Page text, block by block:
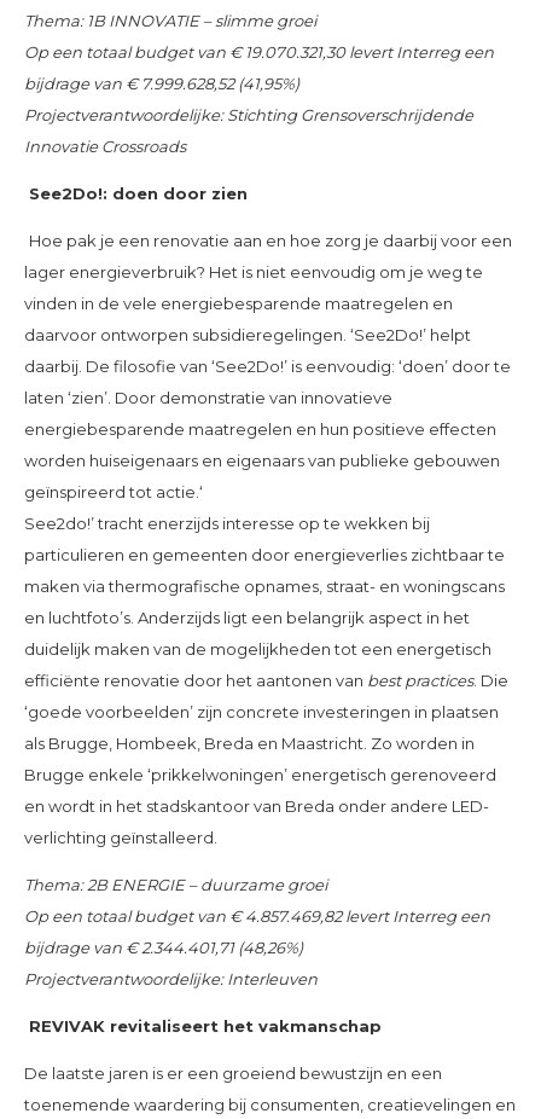
Thema: 1B INNOVATIE – slimme groei
Op een totaal budget van €19.070.321,30levert Interreg een
bijdrage van €7.999.628,52(41,95%)
Projectverantwoordelijke: Stichting Grensoverschrijdende
Innovatie Crossroads
See2Do!: doen door zien
Hoe pak je een renovatie aan en hoe zorg je daarbij voor een
lager energieverbruik? Het is niet eenvoudig om je weg te
vinden in de vele energiebesparende maatregelen en
daarvoor ontworpen subsidieregelingen. ‘See2Do!’ helpt
daarbij. De filosofie van ‘See2Do!’ is eenvoudig: ‘doen’ door te
laten ‘zien’. Door demonstratie van innovatieve
energiebesparende maatregelen en hun positieve effecten
worden huiseigenaars en eigenaars van publieke gebouwen
geïnspireerd tot actie.‘
See2do!’ tracht enerzijds interesse op te wekken bij
particulieren en gemeenten door energieverlies zichtbaar te
maken via thermografische opnames, straat- en woningscans
en luchtfoto’s. Anderzijds ligt een belangrijk aspect in het
duidelijk maken van de mogelijkheden tot een energetisch
efficiënte renovatie door het aantonen van best practices. Die
‘goede voorbeelden’ zijn concrete investeringen in plaatsen
als Brugge, Hombeek, Breda en Maastricht. Zo worden in
Brugge enkele ‘prikkelwoningen’ energetisch gerenoveerd
en wordt in het stadskantoor van Breda onder andere LED-
verlichting geïnstalleerd.
Thema: 2B ENERGIE – duurzame groei
Op een totaal budget van €4.857.469,82levert Interreg een
bijdrage van €2.344.401,71(48,26%)
Projectverantwoordelijke: Interleuven
REVIVAK revitaliseert het vakmanschap
De laatste jaren is er een groeiend bewustzijn en een
toenemende waardering bij consumenten, creatievelingen en